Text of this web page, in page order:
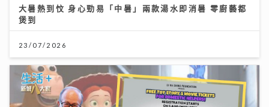
斗奇兵5》
04/08/2026